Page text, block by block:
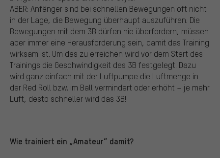
ABER: Anfänger sind bei schnellen Bewegungen oft nicht
in der Lage, die Bewegung überhaupt auszuführen. Die
Bewegungen mit dem 3B dürfen nie überfordern, müssen
aber immer eine Herausforderung sein, damit das Training
wirksam ist. Um das zu erreichen wird vor dem Start des
Trainings die Geschwindigkeit des 3B festgelegt. Dazu
wird ganz einfach mit der Luftpumpe die Luftmenge in
der Red Roll bzw. im Ball vermindert oder erhöht – je mehr
Luft, desto schneller wird das 3B!
Wie trainiert ein „Amateur“ damit?